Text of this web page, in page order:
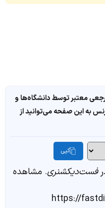
معتبر توسط دانشگاه‌ها و
به این صفحه می‌توانید از
کپی
فست‌دیکشنری. مشاهده
https://